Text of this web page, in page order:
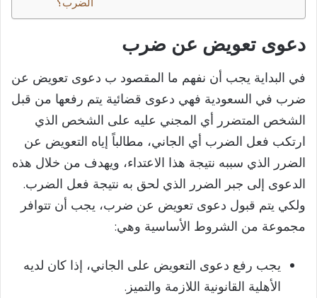
دعوى تعويض عن ضرب​
في البداية يجب أن نفهم ما المقصود ب دعوى تعويض عن
ضرب في السعودية فهي دعوى قضائية يتم رفعها من قبل
الشخص المتضرر أي المجني عليه على الشخص الذي
ارتكب فعل الضرب أي الجاني، مطالباً إياه التعويض عن
الضرر الذي سببه نتيجة هذا الاعتداء، ويهدف من خلال هذه
الدعوى إلى جبر الضرر الذي لحق به نتيجة فعل الضرب.
ولكي يتم قبول دعوى تعويض عن ضرب، يجب أن تتوافر
مجموعة من الشروط الأساسية وهي:
يجب رفع دعوى التعويض على الجاني، إذا كان لديه
الأهلية القانونية اللازمة والتميز.